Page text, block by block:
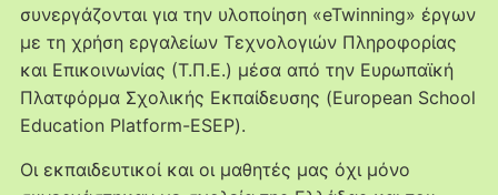
συνεργάζονται για την υλοποίηση «eTwinning» έργων
με τη χρήση εργαλείων Τεχνολογιών Πληροφορίας
και Επικοινωνίας (Τ.Π.Ε.) μέσα από την Ευρωπαϊκή
Πλατφόρμα Σχολικής Εκπαίδευσης (European School
Education Platform-ESEP).
Οι εκπαιδευτικοί και οι μαθητές μας όχι μόνο